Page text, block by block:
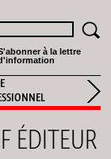
à la lettre
ÉDITEUR